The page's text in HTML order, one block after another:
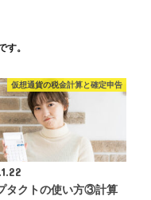
す。
仮想通貨の税金計算と確定申告
タクトの使い方③計算